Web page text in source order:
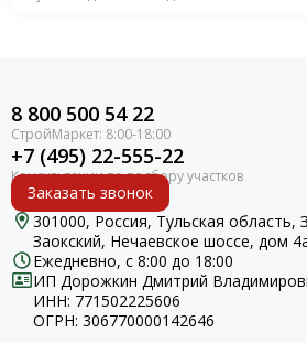
8 800 500 54 22
+7 (495) 22-555-22
Заказать звонок
301000, Россия, Тульская область,
Заокский, Нечаевское шоссе, дом
Ежедневно, с 8:00 до 18:00
ИП Дорожкин Дмитрий
ИНН: 771502225606
ОГРН: 306770000142646